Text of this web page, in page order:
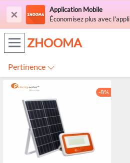
×
Application Mobile
Économisez plus avec l'appli
ZHOOMA
Pertinence
-8%